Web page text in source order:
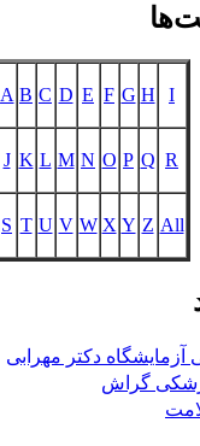
I
H
G
F
E
D
C
B
A
R
Q
P
O
N
M
L
K
J
All
Z
Y
X
W
V
U
T
S
دکتر مهرابی
گراش